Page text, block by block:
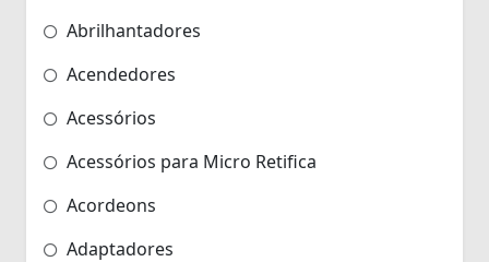
Abrilhantadores
Acendedores
Acessórios
Acessórios para Micro Retifica
Acordeons
Adaptadores